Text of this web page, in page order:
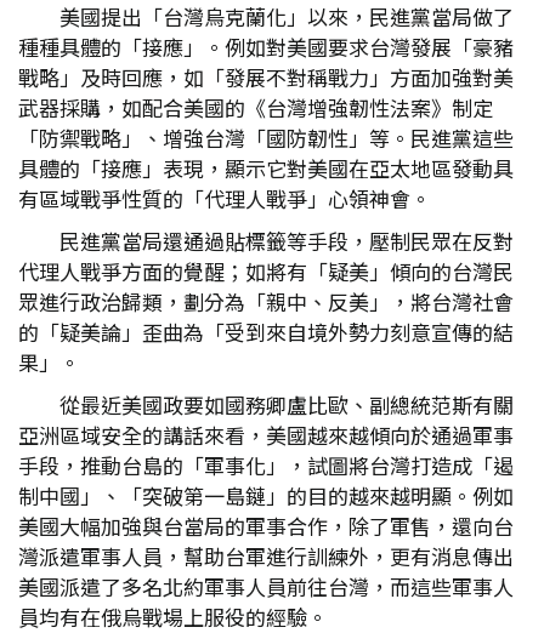
美國提出「台灣烏克蘭化」以來，民進黨當局做了
種種具體的「接應」。例如對美國要求台灣發展「豪豬
戰略」及時回應，如「發展不對稱戰力」方面加強對美
武器採購，如配合美國的《台灣增強韌性法案》制定
「防禦戰略」、增強台灣「國防韌性」等。民進黨這些
具體的「接應」表現，顯示它對美國在亞太地區發動具
有區域戰爭性質的「代理人戰爭」心領神會。
民進黨當局還通過貼標籤等手段，壓制民眾在反對
代理人戰爭方面的覺醒；如將有「疑美」傾向的台灣民
眾進行政治歸類，劃分為「親中、反美」，將台灣社會
的「疑美論」歪曲為「受到來自境外勢力刻意宣傳的結
果」。
從最近美國政要如國務卿盧比歐、副總統范斯有關
亞洲區域安全的講話來看，美國越來越傾向於通過軍事
手段，推動台島的「軍事化」，試圖將台灣打造成「遏
制中國」、「突破第一島鏈」的目的越來越明顯。例如
美國大幅加強與台當局的軍事合作，除了軍售，還向台
灣派遣軍事人員，幫助台軍進行訓練外，更有消息傳出
美國派遣了多名北約軍事人員前往台灣，而這些軍事人
員均有在俄烏戰場上服役的經驗。